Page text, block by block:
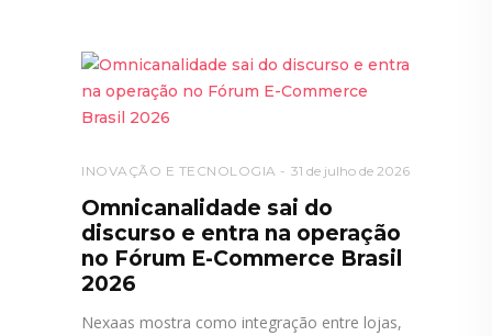
INOVAÇÃO E TECNOLOGIA 31 de julho de 2026
Omnicanalidade sai do
discurso e entra na operação
no Fórum E-Commerce Brasil
2026
Nexaas mostra como integração entre lojas,